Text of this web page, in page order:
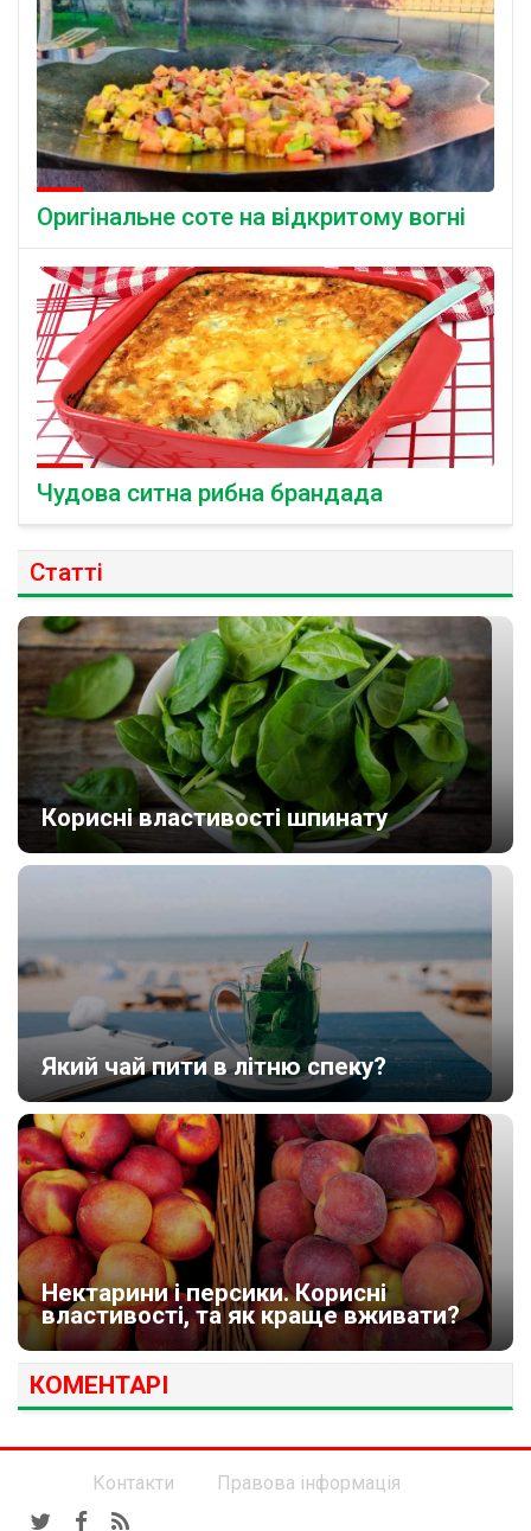
Оригінальне соте на відкритому вогні
Чудова ситна рибна брандада
Статті
Корисні властивості шпинату
Який чай пити в літню спеку?
Нектарини і персики. Корисні
властивості, та як краще вживати?
КОМЕНТАРІ
Контакти Правова інформація